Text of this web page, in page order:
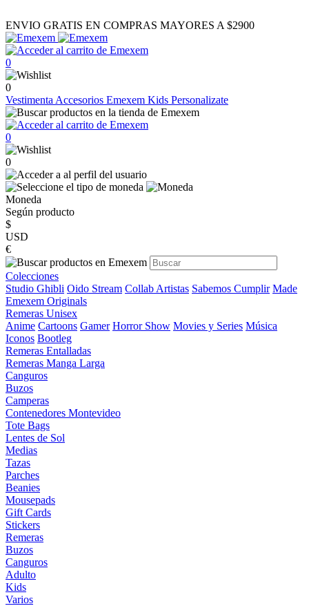
ENVIO GRATIS EN COMPRAS MAYORES A $2900
0
0
Vestimenta Accesorios Emexem Kids Personalizate
0
0
Moneda
Según producto
$
USD
€
Colecciones
Studio Ghibli Oido Stream Collab Artistas Sabemos Cumplir Made
Emexem Originals
Remeras Unisex
Anime Cartoons Gamer Horror Show Movies y Series Música
Iconos Bootleg
Remeras Entalladas
Remeras Manga Larga
Canguros
Buzos
Camperas
Contenedores Montevideo
Tote Bags
Lentes de Sol
Medias
Tazas
Parches
Beanies
Mousepads
Gift Cards
Stickers
Remeras
Buzos
Canguros
Adulto
Kids
Varios